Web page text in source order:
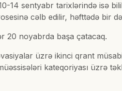
14 sentyabr tarixlərində isə
cəlb edilir, həfttədə bir
20 noyabrda başa çatacaq.
üzrə ikinci qrant
kateqoriyası üzrə